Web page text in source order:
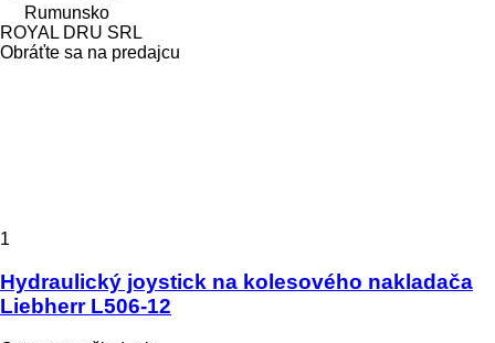
Rumunsko
ROYAL DRU SRL
Obráťte sa na predajcu
1
Hydraulický joystick na kolesového nakladača
Liebherr L506-12